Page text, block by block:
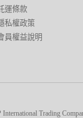
運條款
私權政策
員權益說明
Trading